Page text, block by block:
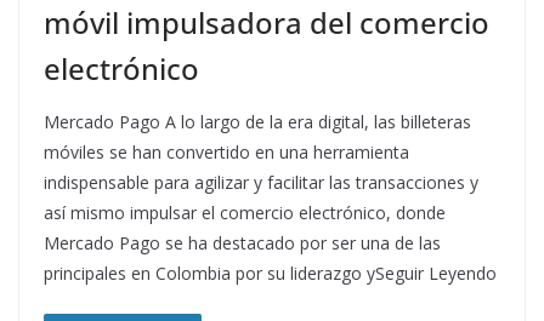
móvil impulsadora del comercio
electrónico
Mercado Pago A lo largo de la era digital, las billeteras
móviles se han convertido en una herramienta
indispensable para agilizar y facilitar las transacciones y
así mismo impulsar el comercio electrónico, donde
Mercado Pago se ha destacado por ser una de las
principales en Colombia por su liderazgo ySeguir Leyendo